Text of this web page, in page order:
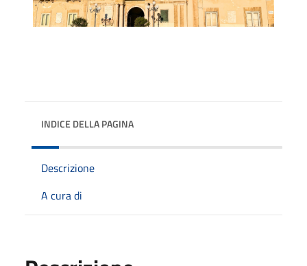
INDICE DELLA PAGINA
Descrizione
A cura di